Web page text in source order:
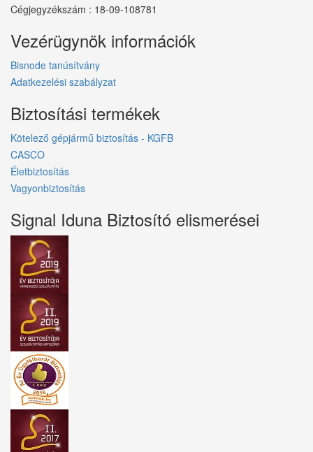
Cégjegyzékszám : 18-09-108781
Vezérügynök információk
Bisnode tanúsítvány
Adatkezelési szabályzat
Biztosítási termékek
Kötelező gépjármű biztosítás - KGFB
CASCO
Életbiztosítás
Vagyonbiztosítás
Signal Iduna Biztosító elismerései